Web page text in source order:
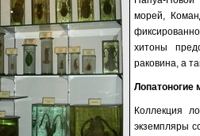
морей,
хитоны
раковина, а
Лопатоногие
Коллекция
экземпляры